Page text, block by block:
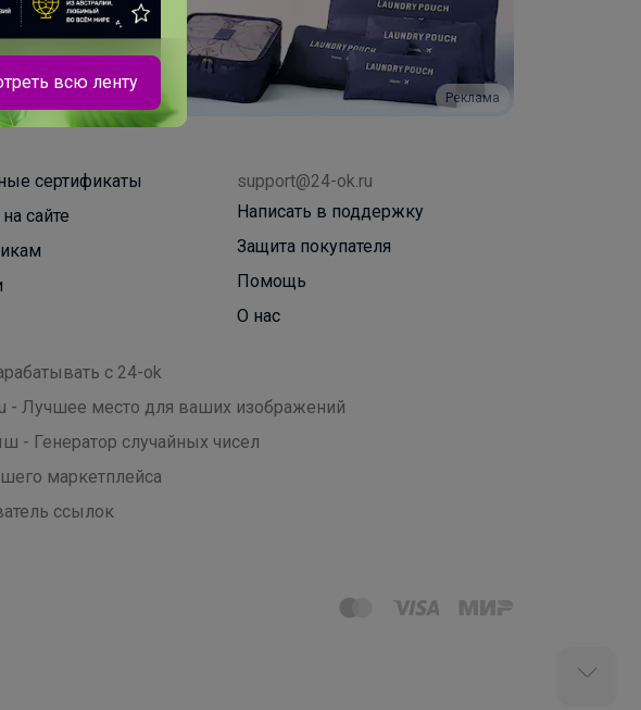
Реклама
сертификаты
сайте
support@24-ok.ru
Написать в поддержку
Защита покупателя
Помощь
О нас
с 24-ok
- Лучшее место для ваших изображений
- Генератор случайных чисел
маркетплейса
ссылок
до самого
всю ленту